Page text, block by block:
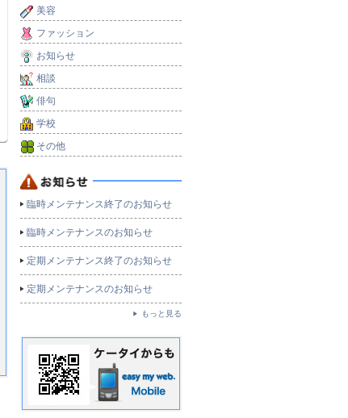
美容
ファッション
お知らせ
相談
俳句
学校
その他
臨時メンテナンス終了のお知らせ
臨時メンテナンスのお知らせ
定期メンテナンス終了のお知らせ
定期メンテナンスのお知らせ
もっと見る